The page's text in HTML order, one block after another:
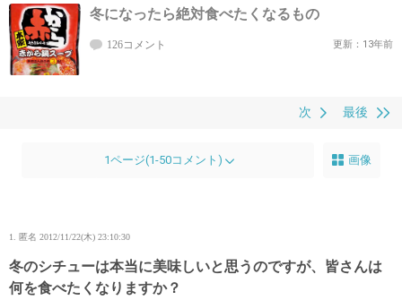
冬になったら絶対食べたくなるもの
126コメント 更新：13年前
最後
次
1ページ(1-50コメント) 画像
1. 匿名 2012/11/22(木) 23:10:30
冬のシチューは本当に美味しいと思うのですが、皆さんは
何を食べたくなりますか？